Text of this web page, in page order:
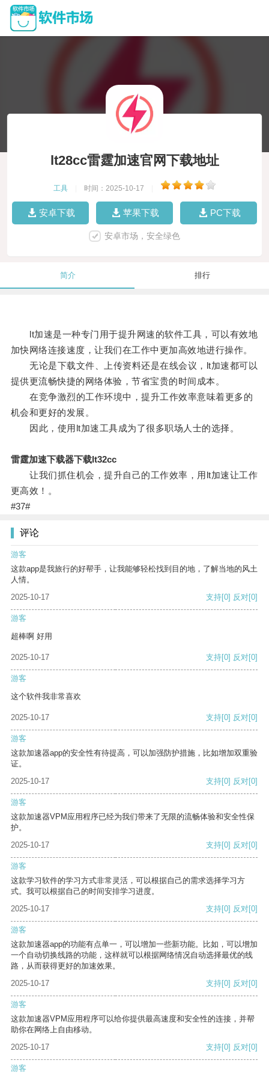
lt28cc雷霆加速官网下载地址
工具 时间：2025-10-17
安卓下载 苹果下载 PC下载
安卓市场，安全绿色
简介 排行
lt加速是一种专门用于提升网速的软件工具，可以有效地
加快网络连接速度，让我们在工作中更加高效地进行操作。
无论是下载文件、上传资料还是在线会议，lt加速都可以
提供更流畅快捷的网络体验，节省宝贵的时间成本。
在竞争激烈的工作环境中，提升工作效率意味着更多的
机会和更好的发展。
因此，使用lt加速工具成为了很多职场人士的选择。
雷霆加速下载器下载lt32cc
让我们抓住机会，提升自己的工作效率，用lt加速让工作
更高效！。
#37#
评论
游客
这款app是我旅行的好帮手，让我能够轻松找到目的地，了解当地的风土
人情。
2025-10-17
支持[0] 反对[0]
游客
超棒啊 好用
2025-10-17 支持[0] 反对[0]
游客
这个软件我非常喜欢
2025-10-17 支持[0] 反对[0]
游客
这款加速器app的安全性有待提高，可以加强防护措施，比如增加双重验
证。
2025-10-17
支持[0] 反对[0]
游客
这款加速器VPM应用程序已经为我们带来了无限的流畅体验和安全性保
护。
2025-10-17
支持[0] 反对[0]
游客
这款学习软件的学习方式非常灵活，可以根据自己的需求选择学习方
式。我可以根据自己的时间安排学习进度。
2025-10-17
支持[0] 反对[0]
游客
这款加速器app的功能有点单一，可以增加一些新功能。比如，可以增加
一个自动切换线路的功能，这样就可以根据网络情况自动选择最优的线
路，从而获得更好的加速效果。
2025-10-17
支持[0] 反对[0]
游客
这款加速器VPM应用程序可以给你提供最高速度和安全性的连接，并帮
助你在网络上自由移动。
2025-10-17
支持[0] 反对[0]
游客